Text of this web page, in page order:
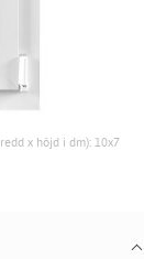
x höjd i dm): 10x7